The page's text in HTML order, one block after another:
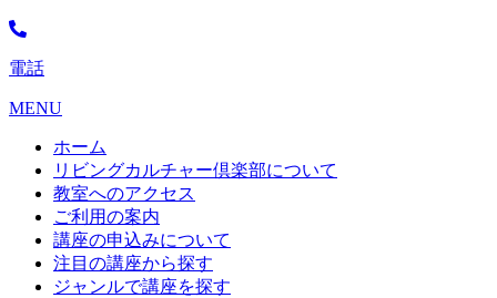
電話
MENU
ホーム
リビングカルチャー倶楽部について
教室へのアクセス
ご利用の案内
講座の申込みについて
注目の講座から探す
ジャンルで講座を探す